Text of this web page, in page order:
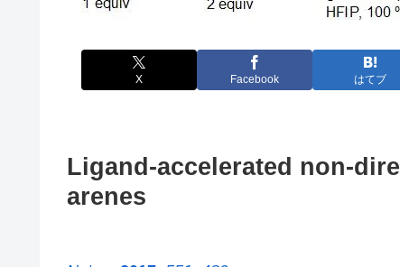
X Facebook はてブ
Ligand-accelerated non-
arenes